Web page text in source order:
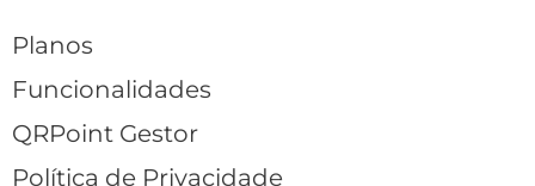
Planos
Funcionalidades
QRPoint Gestor
Política de Privacidade